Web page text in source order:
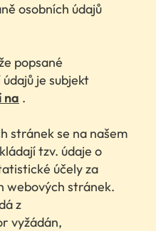
osobních údajů
popsané
je subjekt
na .
stránek se na našem
tzv. údaje o
účely za
webových stránek.
z
vyžádán,